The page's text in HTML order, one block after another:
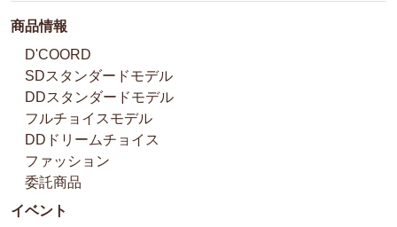
商品情報
D'COORD
SDスタンダードモデル
DDスタンダードモデル
フルチョイスモデル
DDドリームチョイス
ファッション
委託商品
イベント